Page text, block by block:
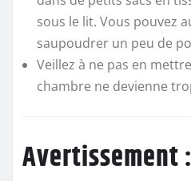
sous le lit. Vous pouvez
saupoudrer un peu de
Veillez à ne pas en
chambre ne devienne
Avertissement :